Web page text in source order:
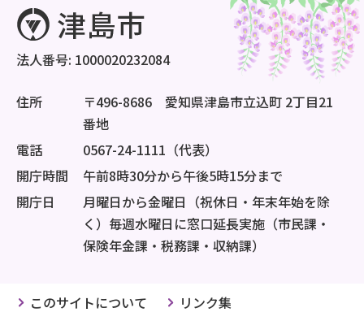
法人番号: 1000020232084
住所
〒496-8686 愛知県津島市立込町 2丁目21
番地
電話
0567-24-1111（代表）
開庁時間
午前8時30分から午後5時15分まで
開庁日
月曜日から金曜日（祝休日・年末年始を除
く）毎週水曜日に窓口延長実施（市民課・
保険年金課・税務課・収納課）
このサイトについて
リンク集